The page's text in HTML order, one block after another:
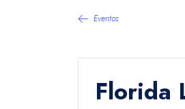
Eventos
Florida